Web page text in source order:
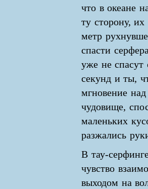
что в океане
ту сторону,
метр
спасти
уже не спасут
секунд и ты,
мгновение
чудовище,
маленьких
разжались
В тау-
чувство
выходом на